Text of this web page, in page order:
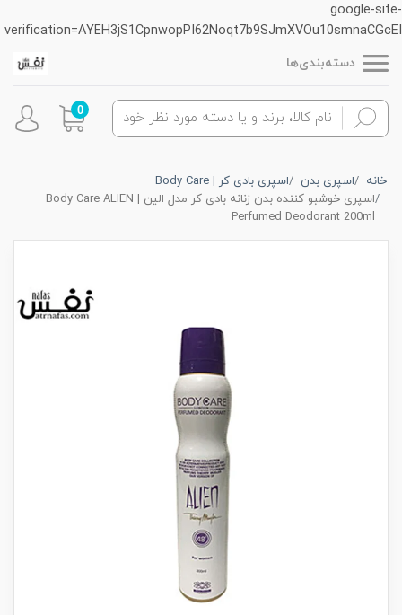
google-site-
verification=AYEH3jS1CpnwopPI62Noqt7b9SJmXVOu10smnaCGcEI
دسته‌بندی‌ها
0
خانه اسپری بدن
اسپری بادی کر | Body Care
اسپری خوشبو کننده بدن زنانه بادی کر مدل الین | Body Care ALIEN
Perfumed Deodorant 200ml